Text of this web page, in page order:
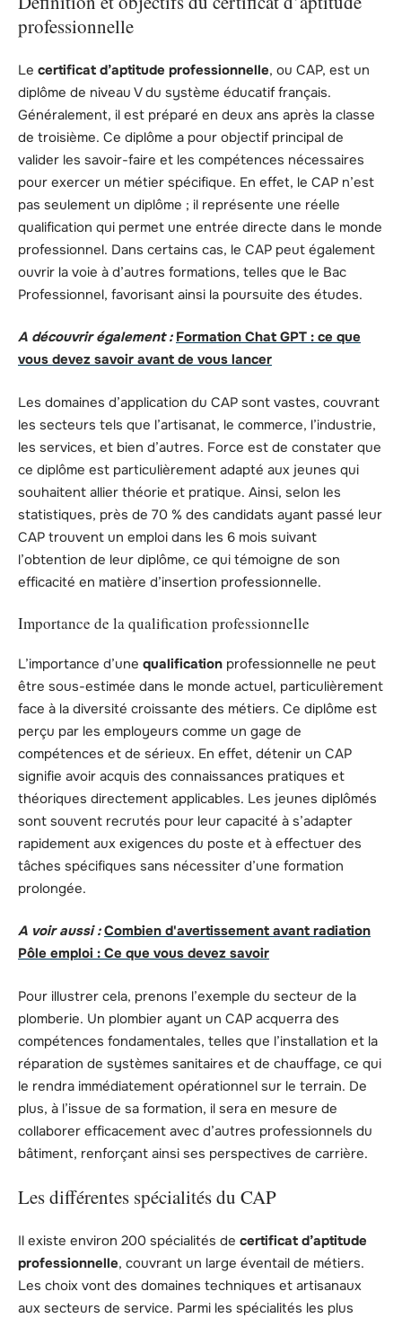
professionnelle
Le certificat d’aptitude professionnelle, ou CAP, est un
diplôme de niveau V du système éducatif français.
Généralement, il est préparé en deux ans après la classe
de troisième. Ce diplôme a pour objectif principal de
valider les savoir-faire et les compétences nécessaires
pour exercer un métier spécifique. En effet, le CAP n’est
pas seulement un diplôme ; il représente une réelle
qualification qui permet une entrée directe dans le monde
professionnel. Dans certains cas, le CAP peut également
ouvrir la voie à d’autres formations, telles que le Bac
Professionnel, favorisant ainsi la poursuite des études.
A découvrir également : Formation Chat GPT : ce que
vous devez savoir avant de vous lancer
Les domaines d’application du CAP sont vastes, couvrant
les secteurs tels que l’artisanat, le commerce, l’industrie,
les services, et bien d’autres. Force est de constater que
ce diplôme est particulièrement adapté aux jeunes qui
souhaitent allier théorie et pratique. Ainsi, selon les
statistiques, près de 70 % des candidats ayant passé leur
CAP trouvent un emploi dans les 6 mois suivant
l’obtention de leur diplôme, ce qui témoigne de son
efficacité en matière d’insertion professionnelle.
Importance de la qualification professionnelle
L’importance d’une qualification professionnelle ne peut
être sous-estimée dans le monde actuel, particulièrement
face à la diversité croissante des métiers. Ce diplôme est
perçu par les employeurs comme un gage de
compétences et de sérieux. En effet, détenir un CAP
signifie avoir acquis des connaissances pratiques et
théoriques directement applicables. Les jeunes diplômés
sont souvent recrutés pour leur capacité à s’adapter
rapidement aux exigences du poste et à effectuer des
tâches spécifiques sans nécessiter d’une formation
prolongée.
A voir aussi : Combien d'avertissement avant radiation
Pôle emploi : Ce que vous devez savoir
Pour illustrer cela, prenons l’exemple du secteur de la
plomberie. Un plombier ayant un CAP acquerra des
compétences fondamentales, telles que l’installation et la
réparation de systèmes sanitaires et de chauffage, ce qui
le rendra immédiatement opérationnel sur le terrain. De
plus, à l’issue de sa formation, il sera en mesure de
collaborer efficacement avec d’autres professionnels du
bâtiment, renforçant ainsi ses perspectives de carrière.
Les différentes spécialités du CAP
Il existe environ 200 spécialités de certificat d’aptitude
professionnelle, couvrant un large éventail de métiers.
Les choix vont des domaines techniques et artisanaux
aux secteurs de service. Parmi les spécialités les plus